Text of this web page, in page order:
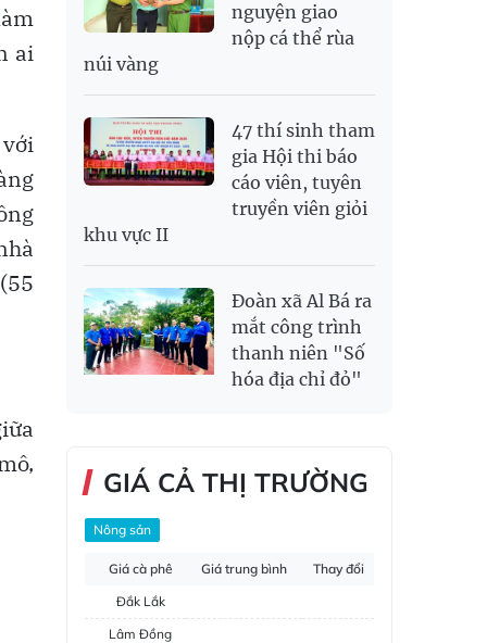
ai
nguyện giao
nộp cá thể rùa
núi vàng
47 thí sinh tham
gia Hội thi báo
cáo viên, tuyên
truyền viên giỏi
khu vực II
Đoàn xã Al Bá ra
mắt công trình
thanh niên "Số
hóa địa chỉ đỏ"
GIÁ CẢ THỊ TRƯỜNG
Nông sản
Giá cà phê Giá trung bình
Thay đổi
Đắk Lắk
Lâm Đồng